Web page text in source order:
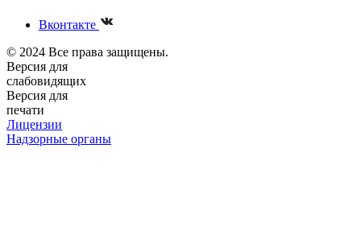
Вконтакте
© 2024 Все права защищены.
Версия для
слабовидящих
Версия для
печати
Лицензии
Надзорные органы